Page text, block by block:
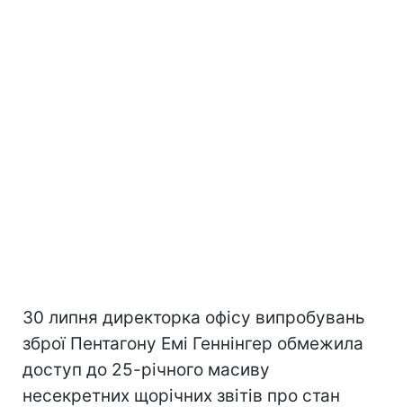
30 липня директорка офісу випробувань
зброї Пентагону Емі Геннінгер обмежила
доступ до 25-річного масиву
несекретних щорічних звітів про стан